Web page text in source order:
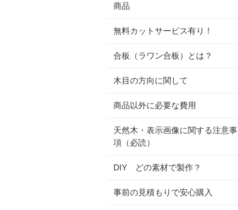
商品
無料カットサービス有り！
合板（ラワン合板）とは？
木目の方向に関して
商品以外に必要な費用
天然木・表示画像に関する注意事
項（必読）
DIY どの素材で製作？
事前の見積もりで安心購入